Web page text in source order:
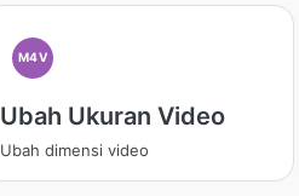
M4V
Ubah Ukuran Video
Ubah dimensi video